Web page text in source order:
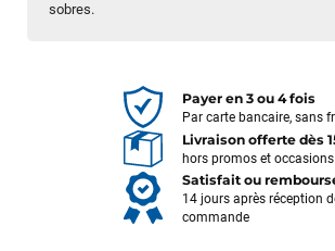
sobres.
Payer en 3 ou 4 fois
Par carte bancaire, sans
Livraison offerte dès
hors promos et occasions
Satisfait ou
14 jours après réception
commande